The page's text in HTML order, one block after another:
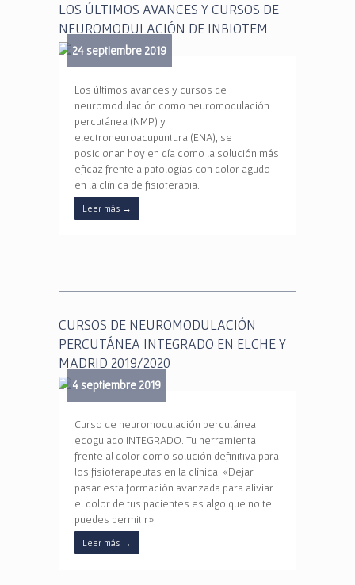
LOS ÚLTIMOS AVANCES Y CURSOS DE
NEUROMODULACIÓN DE INBIOTEM
24 septiembre 2019
Los últimos avances y cursos de
neuromodulación como neuromodulación
percutánea (NMP) y
electroneuroacupuntura (ENA), se
posicionan hoy en día como la solución más
eficaz frente a patologías con dolor agudo
en la clínica de fisioterapia.
Leer más →
CURSOS DE NEUROMODULACIÓN
PERCUTÁNEA INTEGRADO EN ELCHE Y
MADRID 2019/2020
4 septiembre 2019
Curso de neuromodulación percutánea
ecoguiado INTEGRADO. Tu herramienta
frente al dolor como solución definitiva para
los fisioterapeutas en la clínica. «Dejar
pasar esta formación avanzada para aliviar
el dolor de tus pacientes es algo que no te
puedes permitir».
Leer más →